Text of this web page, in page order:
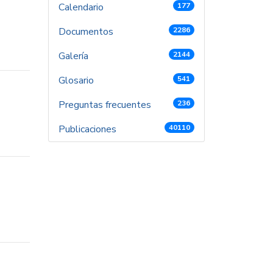
Calendario
177
Documentos 2286
Galería 2144
Glosario 541
Preguntas frecuentes 236
Publicaciones 40110